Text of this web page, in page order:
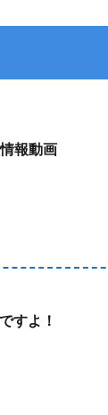
報動画
すよ！